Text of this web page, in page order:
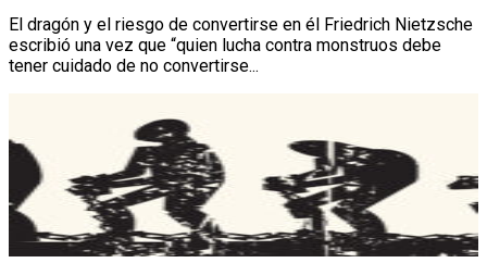
El dragón y el riesgo de convertirse en él Friedrich Nietzsche
escribió una vez que “quien lucha contra monstruos debe
tener cuidado de no convertirse...